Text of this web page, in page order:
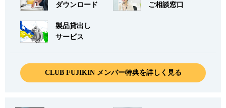
ダウンロード ご相談窓口
製品貸出し
サービス
CLUB FUJIKIN メンバー特典を詳しく見る